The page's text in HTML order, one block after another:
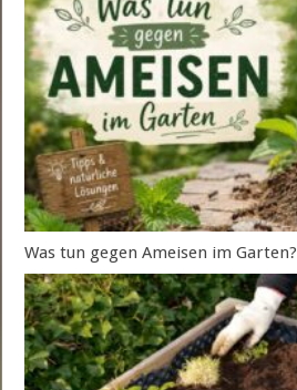
Was tun gegen Ameisen im Garten?